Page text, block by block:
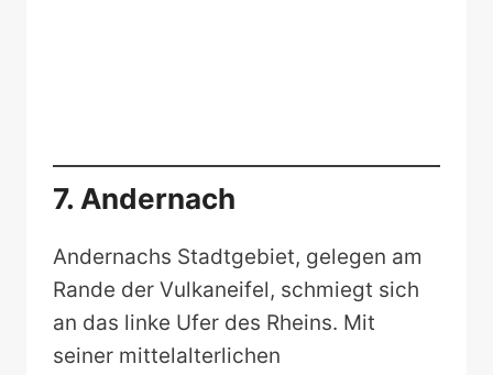
7. Andernach
Andernachs Stadtgebiet, gelegen am
Rande der Vulkaneifel, schmiegt sich
an das linke Ufer des Rheins. Mit
seiner mittelalterlichen